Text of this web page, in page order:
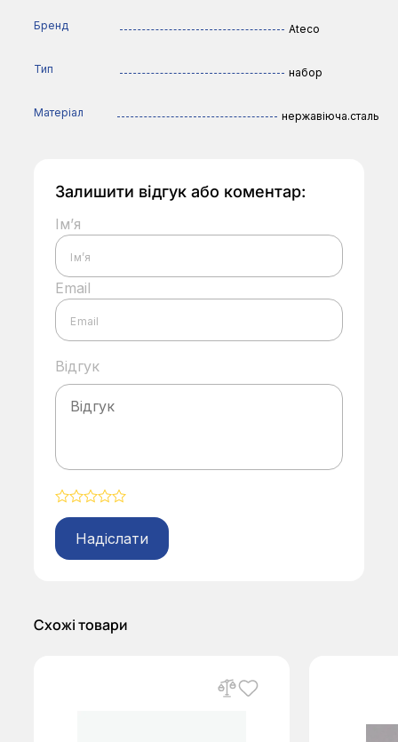
Бренд Ateco
Тип набор
Матеріал нержавіюча.сталь
Залишити відгук або коментар:
Ім’я
Email
Відгук
Схожі товари